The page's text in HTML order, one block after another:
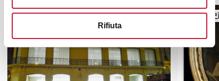
Rifiuta
塔、历史建筑 塔、历